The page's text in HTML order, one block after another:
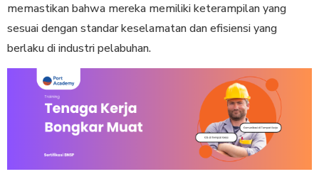
memastikan bahwa mereka memiliki keterampilan yang
sesuai dengan standar keselamatan dan efisiensi yang
berlaku di industri pelabuhan.